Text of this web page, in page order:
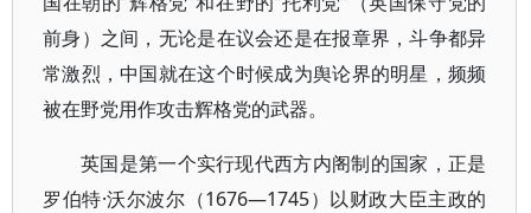
前身）之间，无论是在议会还是在报章界，斗争都异
常激烈，中国就在这个时候成为舆论界的明星，频频
被在野党用作攻击辉格党的武器。
英国是第一个实行现代西方内阁制的国家，正是
罗伯特·沃尔波尔（1676—1745）以财政大臣主政的